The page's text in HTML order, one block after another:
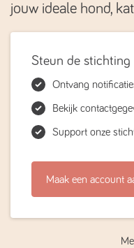
jouw ideale hond,
Steun de stichting
Ontvang
Bekijk
Support onze
Maak een account